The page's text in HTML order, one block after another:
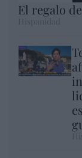
El regalo